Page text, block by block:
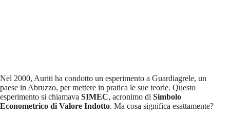
Nel 2000, Auriti ha condotto un esperimento a Guardiagrele, un
paese in Abruzzo, per mettere in pratica le sue teorie. Questo
esperimento si chiamava SIMEC, acronimo di Simbolo
Econometrico di Valore Indotto. Ma cosa significa esattamente?